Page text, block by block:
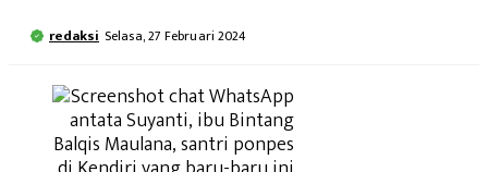
redaksi Selasa, 27 Februari 2024